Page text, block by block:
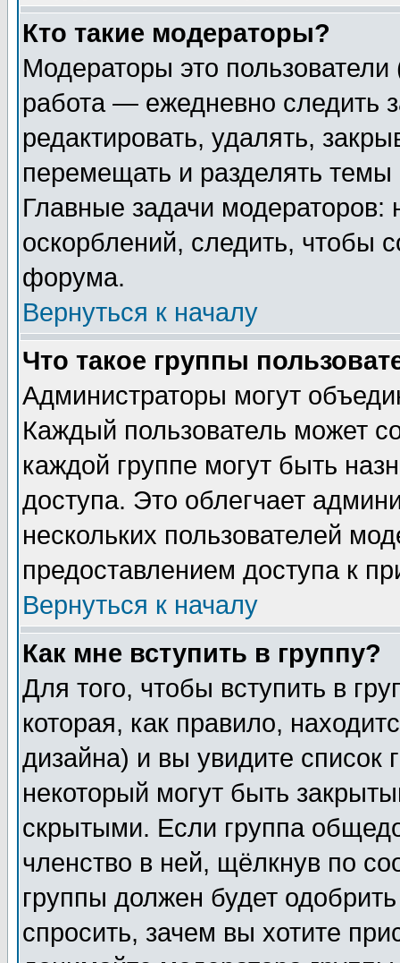
Кто такие модераторы?
Модераторы это
работа — ежедневно следить
редактировать, удалять,
перемещать и разделять
Главные задачи
оскорблений, следить, чтобы
форума.
Вернуться к началу
Что такое группы
Администраторы могут
Каждый пользователь может
каждой группе могут быть
доступа. Это облегчает
нескольких пользователей
предоставлением доступа к
Вернуться к началу
Как мне вступить в группу?
Для того, чтобы вступить в
которая, как правило,
дизайна) и вы увидите список
некоторый могут быть
скрытыми. Если группа
членство в ней, щёлкнув по
группы должен будет
спросить, зачем вы хотите